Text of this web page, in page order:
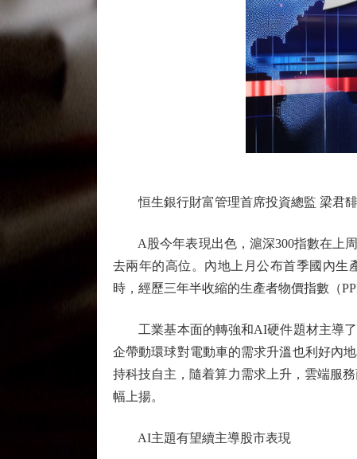
恒生銀行財富管理首席投資總監 梁君馡
A股今年表現出色，滬深300指數在上周
去兩年的高位。內地上月公布首季國內生
時，經歷三年半收縮的生產者物價指數（
工業基本面的轉強和AI硬件題材主導了
企帶動環球對電動車的需求升溫也利好內
持科技自主，隨着算力需求上升，雲端服
幅上揚。
AI主題有望續主導股市表現